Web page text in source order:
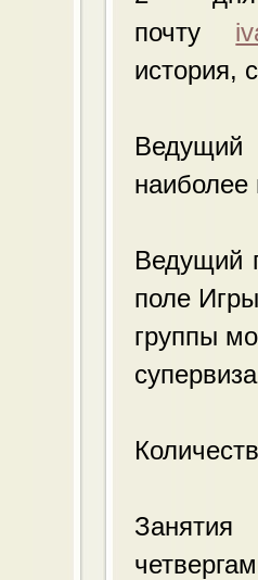
почту
история,
наиболее
Ведущий
поле
группы